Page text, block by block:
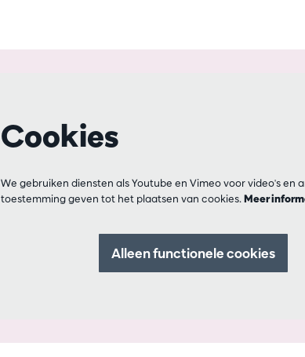
Cookies
We gebruiken diensten als Youtube en Vimeo voor video's en
toestemming geven tot het plaatsen van cookies.Meer
Alleen functionele cookies